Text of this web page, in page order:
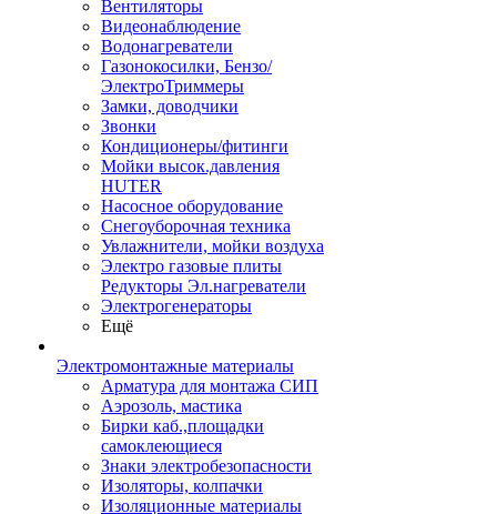
Вентиляторы
Видеонаблюдение
Водонагреватели
Газонокосилки, Бензо/
ЭлектроТриммеры
Замки, доводчики
Звонки
Кондиционеры/фитинги
Мойки высок.давления
HUTER
Насосное оборудование
Снегоуборочная техника
Увлажнители, мойки воздуха
Электро газовые плиты
Редукторы Эл.нагреватели
Электрогенераторы
Ещё
Электромонтажные материалы
Арматура для монтажа СИП
Аэрозоль, мастика
Бирки каб.,площадки
самоклеющиеся
Знаки электробезопасности
Изоляторы, колпачки
Изоляционные материалы